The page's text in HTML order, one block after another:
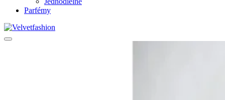
Parfémy